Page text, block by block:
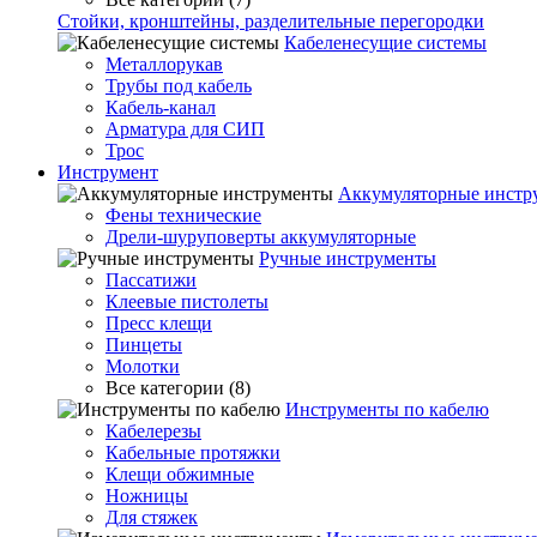
Стойки, кронштейны, разделительные перегородки
Кабеленесущие системы
Металлорукав
Трубы под кабель
Кабель-канал
Арматура для СИП
Трос
Инструмент
Аккумуляторные
Фены технические
Дрели-шуруповерты аккумуляторные
Ручные инструменты
Пассатижи
Клеевые пистолеты
Пресс клещи
Пинцеты
Молотки
Все категории (8)
Инструменты по кабелю
Кабелерезы
Кабельные протяжки
Клещи обжимные
Ножницы
Для стяжек